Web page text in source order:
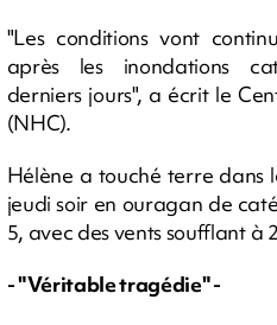
"Les conditions vont
après les inondations
derniers jours", a écrit le
(NHC).
Hélène a touché terre dans
jeudi soir en ouragan de
5, avec des vents soufflant à
- "Véritable tragédie" -